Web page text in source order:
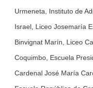
Urmeneta, Instituto de
Israel, Liceo Josemaría
Binvignat Marín, Liceo
Coquimbo, Escuela
Cardenal José María